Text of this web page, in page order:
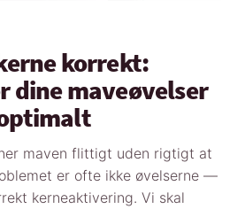
korrekt:
dine maveøvelser
maven flittigt uden rigtigt at
er ofte ikke øvelserne —
kerneaktivering. Vi skal